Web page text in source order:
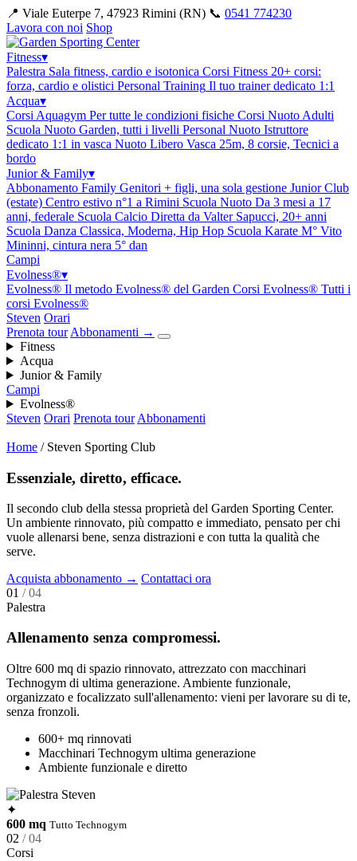
📍 Viale Euterpe 7, 47923 Rimini (RN) 📞 0541 774230
Lavora con noi Shop
Fitness▾
Palestra Sala fitness, cardio e isotonica Corsi Fitness 20+ corsi:
forza, cardio e olistici Personal Training Il tuo trainer dedicato 1:1
Acqua▾
Corsi Aquagym Per tutte le condizioni fisiche Corsi Nuoto Adulti
Scuola Nuoto Garden, tutti i livelli Personal Nuoto Istruttore
dedicato 1:1 in vasca Nuoto Libero Vasca 25m, 8 corsie, Tecnici a
bordo
Junior & Family▾
Abbonamento Family Genitori + figli, una sola gestione Junior Club
(estate) Centro estivo n°1 a Rimini Scuola Nuoto Da 3 mesi a 17
anni, federale Scuola Calcio Diretta da Valter Sapucci, 20+ anni
Scuola Danza Classica, Moderna, Hip Hop Scuola Karate M° Vito
Mininni, cintura nera 5° dan
Campi
Evolness®▾
Evolness® Il metodo Evolness® del Garden Corsi Evolness® Tutti i
corsi Evolness®
Steven Orari
Prenota tour Abbonamenti →
Fitness
Acqua
Junior & Family
Campi
Evolness®
Steven Orari Prenota tour Abbonamenti
Home / Steven Sporting Club
Essenziale, diretto, efficace.
Il secondo club della stessa proprietà del Garden Sporting Center.
Un ambiente rinnovato, più compatto e immediato, pensato per chi
vuole allenarsi bene, senza distrazioni e con tutta la qualità che
serve.
Acquista abbonamento → Contattaci ora
01 / 04
Palestra
Allenamento senza compromessi.
Oltre 600 mq di spazio rinnovato, attrezzato con macchinari
Technogym di ultima generazione. Ambiente funzionale,
organizzato e focalizzato sull'allenamento: vieni per lavorare su di te,
senza fronzoli.
600+ mq rinnovati
Macchinari Technogym ultima generazione
Ambiente funzionale e diretto
✦
600 mq Tutto Technogym
02 / 04
Corsi